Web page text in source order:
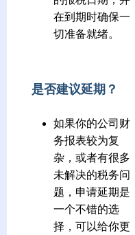
在到期时确保一
切准备就绪。
是否建议延期？
如果你的公司财
务报表较为复
杂，或者有很多
未解决的税务问
题，申请延期是
一个不错的选
择，可以给你更